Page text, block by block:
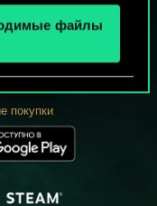
файлы
ГВИНТ?
ПК
покупки